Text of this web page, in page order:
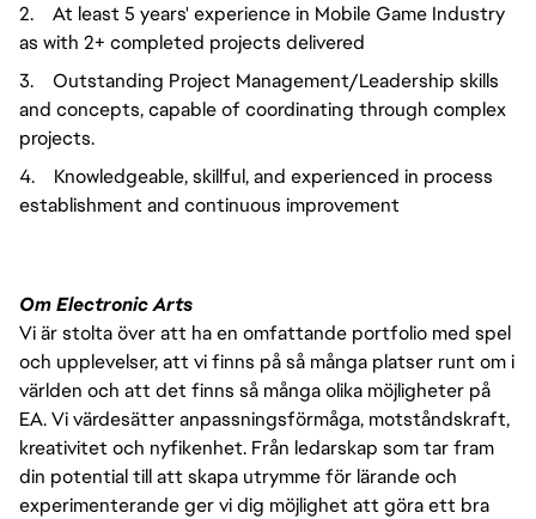
2. At least 5 years' experience in Mobile Game Industry
as with 2+ completed projects delivered
3. Outstanding Project Management/Leadership skills
and concepts, capable of coordinating through complex
projects.
4. Knowledgeable, skillful, and experienced in process
establishment and continuous improvement
Om Electronic Arts
Vi är stolta över att ha en omfattande portfolio med spel
och upplevelser, att vi finns på så många platser runt om i
världen och att det finns så många olika möjligheter på
EA. Vi värdesätter anpassningsförmåga, motståndskraft,
kreativitet och nyfikenhet. Från ledarskap som tar fram
din potential till att skapa utrymme för lärande och
experimenterande ger vi dig möjlighet att göra ett bra